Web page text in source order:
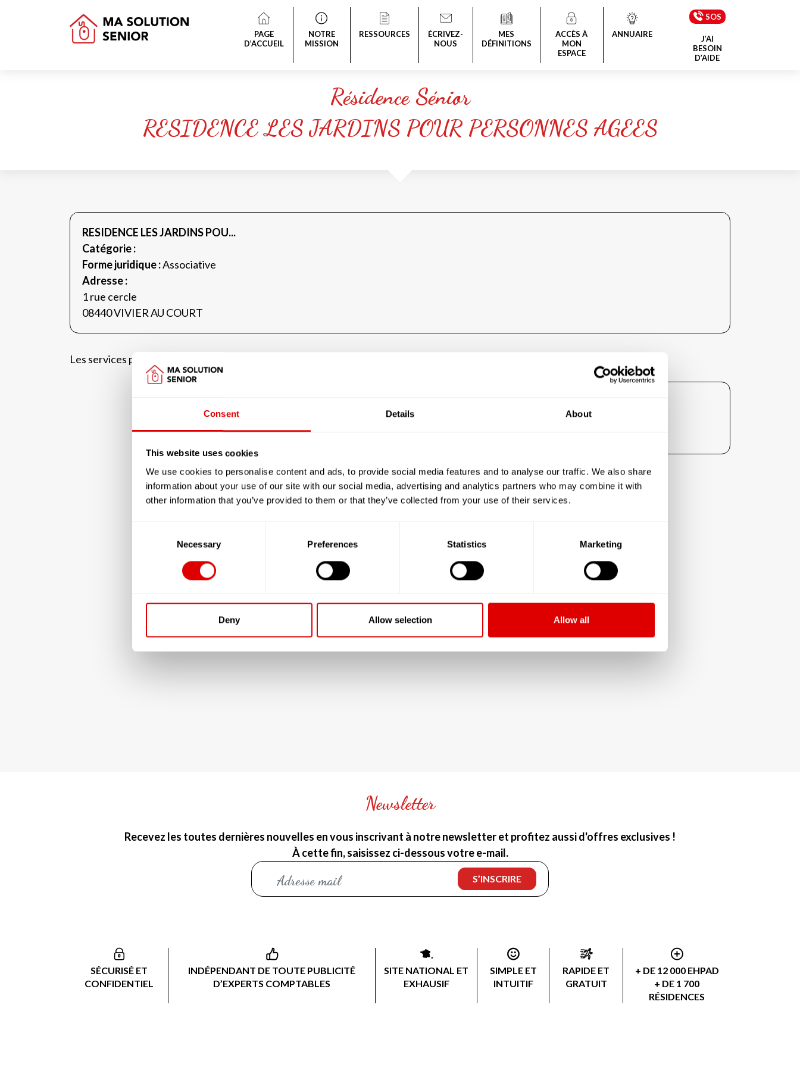
Consent Details About
This website uses cookies
We use cookies to personalise content and ads, to provide social media features and to analyse our traffic. We also share
information about your use of our site with our social media, advertising and analytics partners who may combine it with
other information that you’ve provided to them or that they’ve collected from your use of their services.
Necessary Preferences Statistics Marketing
Deny Allow selection Allow all
PAGE
D’ACCUEIL
NOTRE
MISSION
RESSOURCES
ÉCRIVEZ-
NOUS
MES
DÉFINITIONS
ACCÈS À
MON
ESPACE
ANNUAIRE
SOS
J’AI
BESOIN
D’AIDE
Résidence Sénior
RESIDENCE LES JARDINS POUR PERSONNES AGEES
RESIDENCE LES JARDINS POU...
Catégorie :
Forme juridique :Associative
Adresse :
1 rue cercle
08440 VIVIER AU COURT
Les services proposés par la résidence Sénior RESIDENCE LES JARDINS POUR PERSONNES AGEES
JE SOUHAITE TROUVER LA
RÉSIDENCE SÉNIOR QUI ME
Newsletter
Recevez les toutes dernières nouvelles en vous inscrivant à notre newsletter et profitez aussi d'offres exclusives !
À cette fin, saisissez ci-dessous votre e-mail.
SÉCURISÉ ET
CONFIDENTIEL
INDÉPENDANT DE TOUTE PUBLICITÉ
D’EXPERTS COMPTABLES
SITE NATIONAL ET
EXHAUSIF
SIMPLE ET
INTUITIF
RAPIDE ET
GRATUIT
+ DE 12 000 EHPAD
+ DE 1 700
RÉSIDENCES